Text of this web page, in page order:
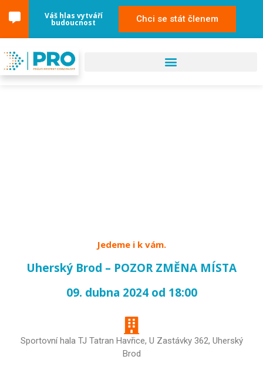
Váš hlas vytváří
budoucnost Chci se stát členem
Jedeme i k vám.
Uherský Brod – POZOR ZMĚNA MÍSTA
09. dubna 2024 od 18:00
Sportovní hala TJ Tatran Havřice, U Zastávky 362, Uherský
Brod